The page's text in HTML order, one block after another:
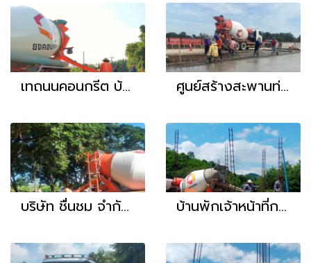
เทถนนคอนกรีต บ้านวังหิน ศูนย์สร้างสะพานท่ามะกา
บริษัท ชื่นชม จำกัด (นครปฐม) บ้านพักเจ้าหน้าที่การไฟฟ้า เขื่อนศรีนคริทร์